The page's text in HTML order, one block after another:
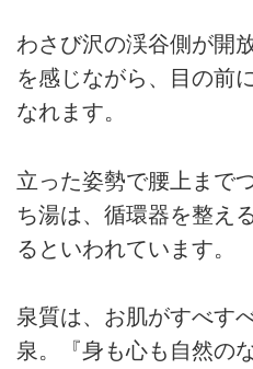
わさび沢の渓谷側が開
を感じながら、目の前
なれます。
立った姿勢で腰上まで
ち湯は、循環器を整え
るといわれています。
泉質は、お肌がすべす
泉。『身も心も自然の